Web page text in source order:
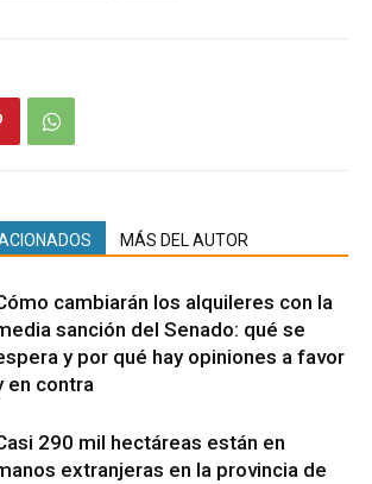
MÁS DEL AUTOR
cambiarán los alquileres con la
sanción del Senado: qué se
y por qué hay opiniones a favor
en contra
290 mil hectáreas están en
extranjeras en la provincia de